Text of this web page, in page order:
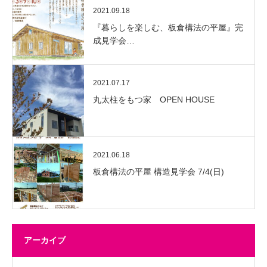
2021.09.18
『暮らしを楽しむ、板倉構法の平屋』完
成見学会…
2021.07.17
丸太柱をもつ家 OPEN HOUSE
2021.06.18
板倉構法の平屋 構造見学会 7/4(日)
アーカイブ